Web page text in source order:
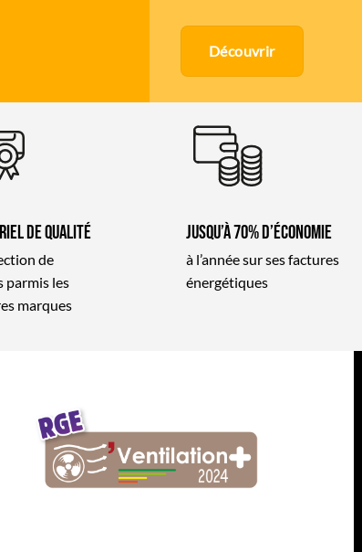
Découvrir
de qualité
de
parmis les
marques
Jusqu’à 70% d’économie
à l’année sur ses factures
énergétiques